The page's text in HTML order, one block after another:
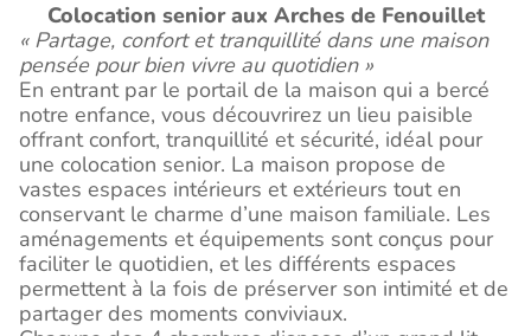
Colocation senior aux Arches de Fenouillet
« Partage, confort et tranquillité dans une maison
pensée pour bien vivre au quotidien »
En entrant par le portail de la maison qui a bercé
notre enfance, vous découvrirez un lieu paisible
offrant confort, tranquillité et sécurité, idéal pour
une colocation senior. La maison propose de
vastes espaces intérieurs et extérieurs tout en
conservant le charme d’une maison familiale. Les
aménagements et équipements sont conçus pour
faciliter le quotidien, et les différents espaces
permettent à la fois de préserver son intimité et de
partager des moments conviviaux.